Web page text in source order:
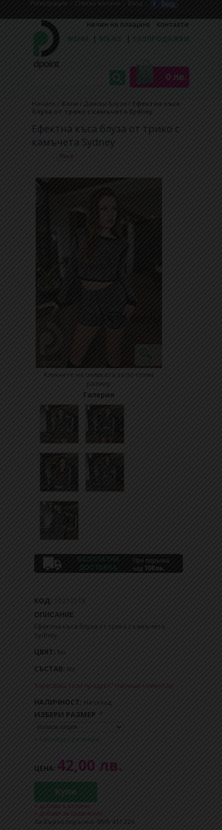
Регистрaция Списък желани Вход
НАЧИН НА ПЛАЩАНЕ
КОНТАКТИ
ЖЕНИ | МЪЖЕ | РАЗПРОДАЖБИ
0 лв.
Начало / Жени / Дамски Блузи / Ефектна къса
блуза от трико с камъчета Sydney
Ефектна къса блуза от трико с
камъчета Sydney
Кликнете на снимката за по-голям
размер
Галерия
КОД: 10210518
ОПИСАНИЕ
Ефектна къса блуза от трико с камъчета
Sydney
ЦВЯТ: No
СЪСТАВ: No
Харесваш този продукт? Напиши коментар
НАЛИЧНОСТ: На склад
*
ИЗБЕРИ РАЗМЕР
+ таблица с размери
ЦЕНА: 42,00 лв.
Купи
+ добави в желани
+ добави за сравнение
За бърза поръчка: 0895 411 224